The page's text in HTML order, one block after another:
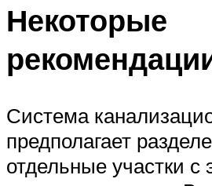
Некоторые
Система
предполагает
отдельные участки с